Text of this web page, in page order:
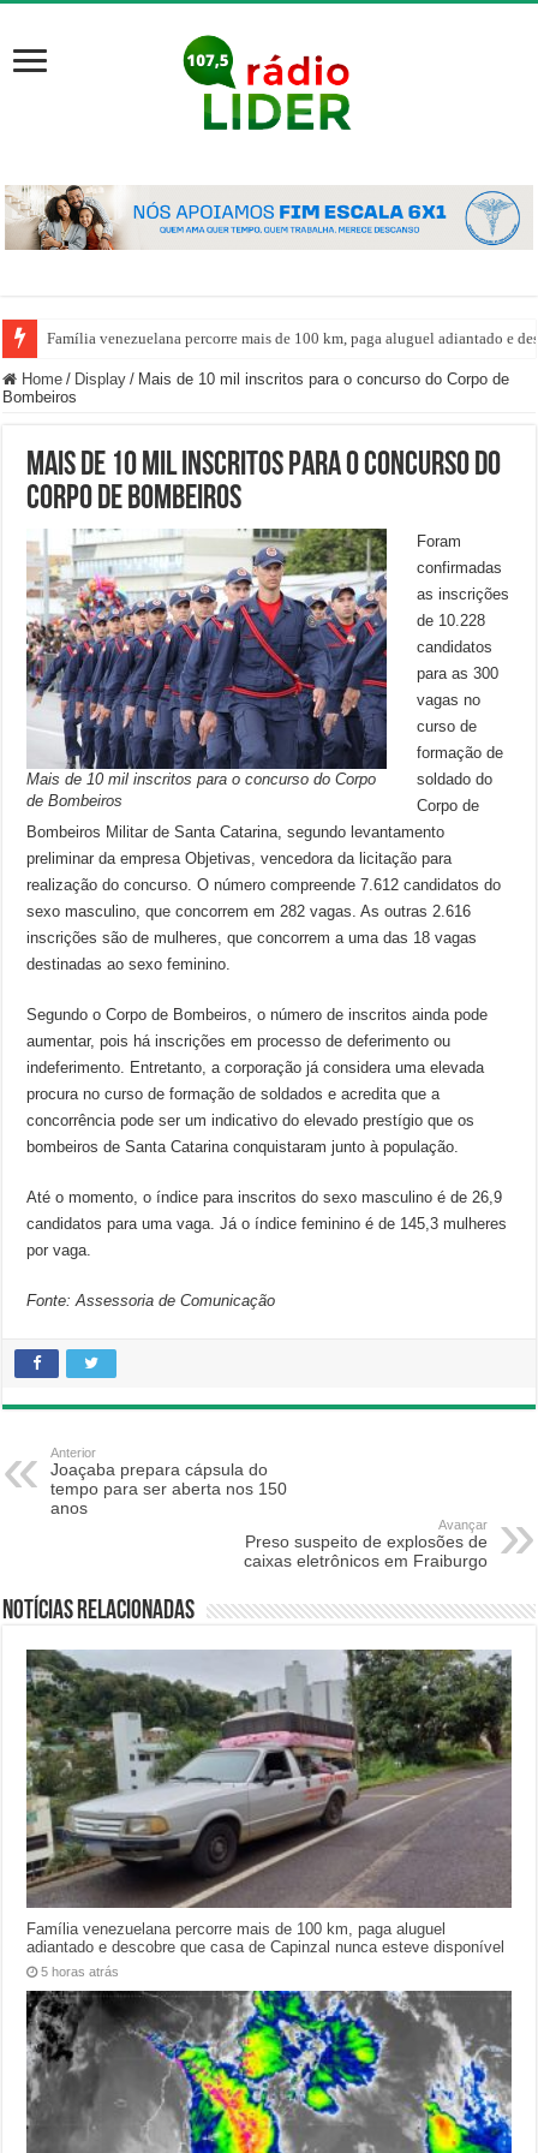
Família venezuelana percorre mais de 100 km, paga aluguel adiantado e
Home / Display / Mais de 10 mil inscritos para o concurso do Corpo de
Bombeiros
Mais de 10 mil inscritos para o concurso do
Corpo de Bombeiros
Mais de 10 mil inscritos para o concurso do Corpo
de Bombeiros
Foram
confirmadas
as inscrições
de 10.228
candidatos
para as 300
vagas no
curso de
formação de
soldado do
Corpo de
Bombeiros Militar de Santa Catarina, segundo levantamento
preliminar da empresa Objetivas, vencedora da licitação para
realização do concurso. O número compreende 7.612 candidatos do
sexo masculino, que concorrem em 282 vagas. As outras 2.616
inscrições são de mulheres, que concorrem a uma das 18 vagas
destinadas ao sexo feminino.
Segundo o Corpo de Bombeiros, o número de inscritos ainda pode
aumentar, pois há inscrições em processo de deferimento ou
indeferimento. Entretanto, a corporação já considera uma elevada
procura no curso de formação de soldados e acredita que a
concorrência pode ser um indicativo do elevado prestígio que os
bombeiros de Santa Catarina conquistaram junto à população.
Até o momento, o índice para inscritos do sexo masculino é de 26,9
candidatos para uma vaga. Já o índice feminino é de 145,3 mulheres
por vaga.
Fonte: Assessoria de Comunicação
Anterior
Joaçaba prepara cápsula do
tempo para ser aberta nos 150
anos
Avançar
Preso suspeito de explosões de
caixas eletrônicos em Fraiburgo
Notícias relacionadas
Família venezuelana percorre mais de 100 km, paga aluguel
adiantado e descobre que casa de Capinzal nunca esteve disponível
5 horas atrás